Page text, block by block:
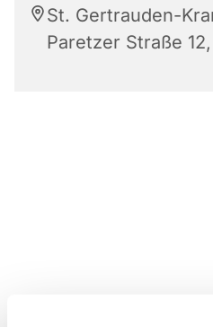
St. Gertrauden-
Paretzer Straße